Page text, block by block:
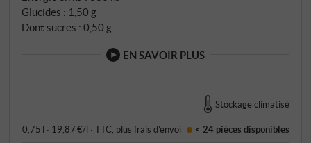
Glucides : 1,50 g
Dont sucres : 0,50 g
EN SAVOIR PLUS
Stockage climatisé
0,75 l · 19,87 €/l ·TTC , plusfrais d’envoi < 24 pièces disponibles